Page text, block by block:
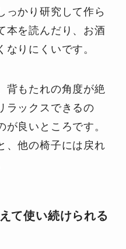
っかり研究して作ら
本を読んだり、お酒
りにくいです。
背もたれの角度が絶
ラックスできるの
良いところです。
、他の椅子には戻れ
て使い続けられる